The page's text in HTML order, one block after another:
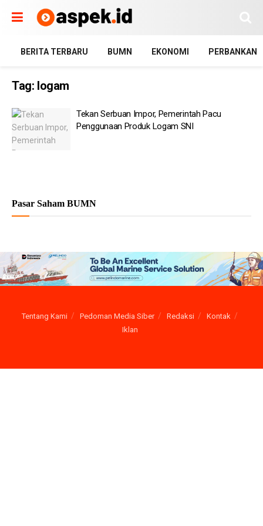
BERITA TERBARU BUMN EKONOMI PERBANKAN
Tag: logam
Tekan Serbuan Impor, Pemerintah Pacu
Penggunaan Produk Logam SNI
Pasar Saham BUMN
Tentang Kami Pedoman Media Siber Redaksi
Kontak
Iklan